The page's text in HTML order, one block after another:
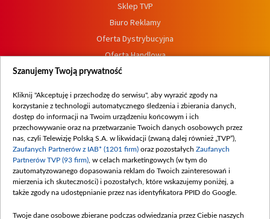
Sklep TVP
Biuro Reklamy
Oferta Dystrybucyjna
Oferta Handlowa
Dostępność
Procedura zgłoszeń wewnętrznych
Szanujemy Twoją prywatność
Kliknij "Akceptuję i przechodzę do serwisu", aby wyrazić zgody na
korzystanie z technologii automatycznego śledzenia i zbierania danych,
dostęp do informacji na Twoim urządzeniu końcowym i ich
przechowywanie oraz na przetwarzanie Twoich danych osobowych przez
nas, czyli Telewizję Polską S.A. w likwidacji (zwaną dalej również „TVP”),
Zaufanych Partnerów z IAB* (1201 firm) oraz pozostałych Zaufanych
Partnerów TVP (93 firm) , w celach marketingowych (w tym do
zautomatyzowanego dopasowania reklam do Twoich zainteresowań i
mierzenia ich skuteczności) i pozostałych, które wskazujemy poniżej, a
także zgody na udostępnianie przez nas identyfikatora PPID do Google.
Twoje dane osobowe zbierane podczas odwiedzania przez Ciebie naszych